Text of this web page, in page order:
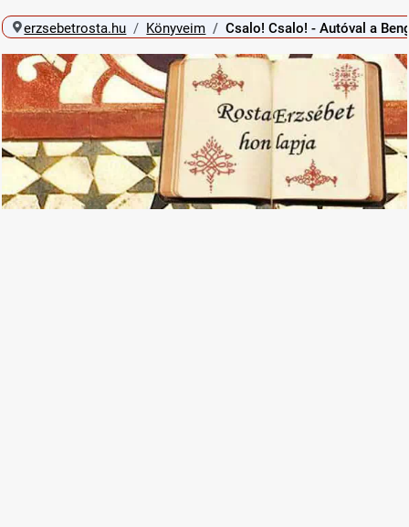
erzsebetrosta.hu Könyveim Csalo! Csalo! - Autóval a